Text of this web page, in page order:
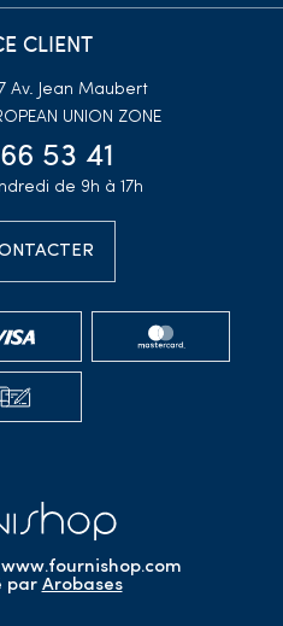
CLIENT
Av. Jean Maubert
UNION ZONE
53 41
de 9h à 17h
par Arobases